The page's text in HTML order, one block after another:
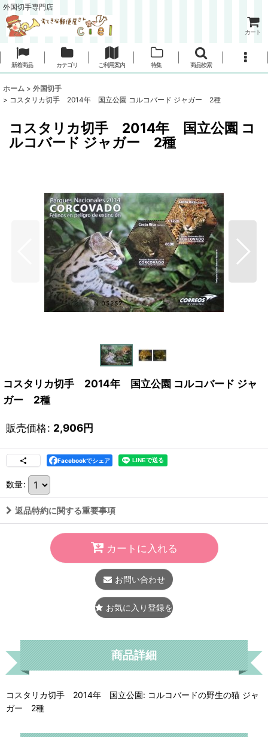
外国切手専門店
カート
新着商品 カテゴリ ご利用案内 特集 商品検索
ホーム > 外国切手
> コスタリカ切手 2014年 国立公園 コルコバード ジャガー 2種
コスタリカ切手 2014年 国立公園 コ
ルコバード ジャガー 2種
コスタリカ切手 2014年 国立公園 コルコバード ジャ
ガー 2種
販売価格: 2,906円
Facebookでシェア
数量:
返品特約に関する重要事項
カートに入れる
お問い合わせ
お気に入り登録をする
商品詳細
コスタリカ切手 2014年 国立公園: コルコバードの野生の猫 ジャ
ガー 2種